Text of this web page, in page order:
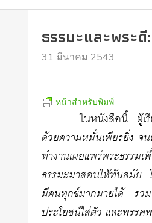
ธรรมะและพระ
31 มีนาคม 2543
หน้าสำหรับพิมพ์
…ในหนังสือนี้ ผู้เรี
ด้วยความหมั่นเพียรยิ่ง จ
ทำงานเผยแพร่พระธรร
ธรรมะมาสอนให้ทันสมัย
มีคนทุกข์มากมายได้ รว
ประโยชน์ใส่ตัว และพรรค